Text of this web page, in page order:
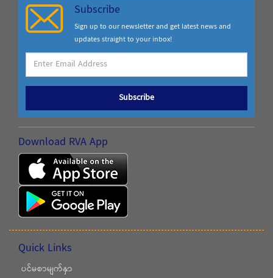
Subscribe
Sign up to our newsletter and get latest news and
updates straight to your inbox!
Subscribe
Download RVA App
Quick Links
ပင်မစာမျက်နှာ